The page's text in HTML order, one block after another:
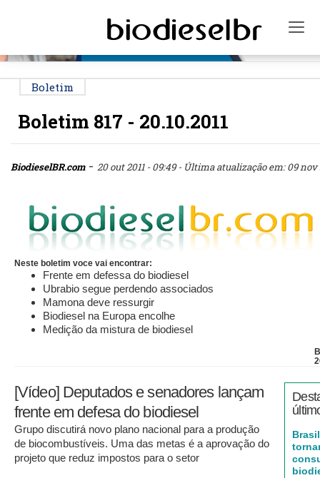
Boletim
Boletim 817 - 20.10.2011
BiodieselBR.com- 20 out 2011 - 09:49- Última atualização em: 09 nov
Neste boletim voce vai encontrar:
Frente em defessa do biodiesel
Ubrabio segue perdendo associados
Mamona deve ressurgir
Biodiesel na Europa encolhe
Medição da mistura de biodiesel
[Vídeo] Deputados e senadores lançam
frente em defesa do biodiesel
Grupo discutirá novo plano nacional para a produção
de biocombustíveis. Uma das metas é a aprovação do
projeto que reduz impostos para o setor